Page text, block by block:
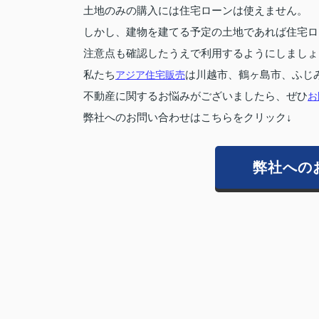
土地のみの購入には住宅ローンは使えません。
しかし、建物を建てる予定の土地であれば住宅
注意点も確認したうえで利用するようにしまし
私たちアジア住宅販売は川越市、鶴ヶ島市、ふじ
不動産に関するお悩みがございましたら、ぜひ
弊社へのお問い合わせはこちらをクリック↓
弊社への